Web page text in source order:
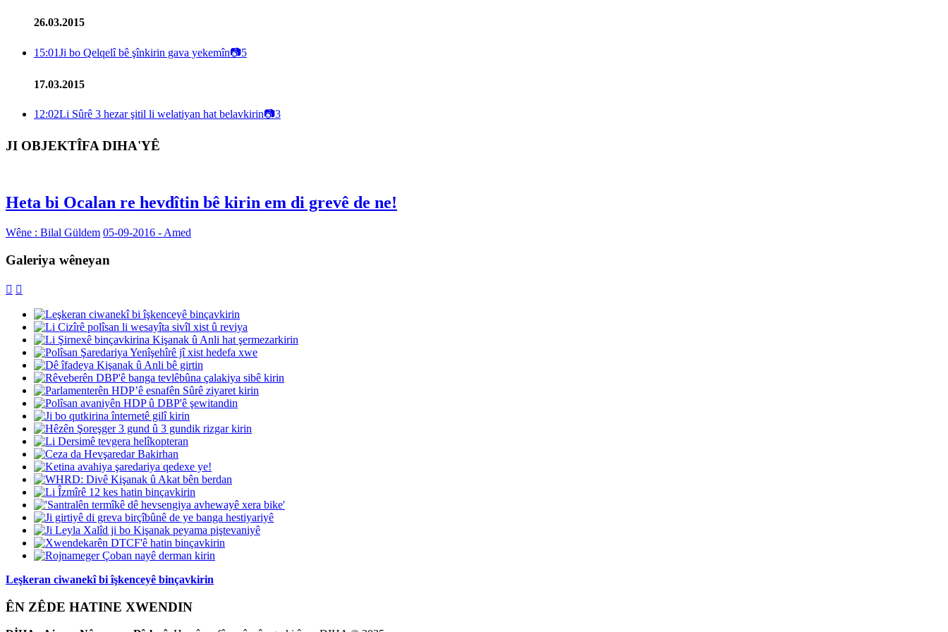
26.03.2015
15:01Ji bo Qelqelî bê şînkirin gava yekemîn📷5
17.03.2015
12:02Li Sûrê 3 hezar şitil li welatiyan hat belavkirin📷3
JI OBJEKTÎFA DIHA'YÊ
Heta bi Ocalan re hevdîtin bê kirin em di grevê de ne!
Wêne : Bilal Güldem 05-09-2016 - Amed
Galeriya wêneyan
 
Leşkeran ciwanekî bi îşkenceyê binçavkirin
ÊN ZÊDE HATINE XWENDIN